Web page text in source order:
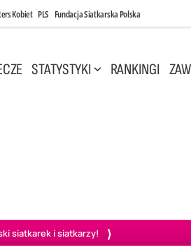
Kobiet PLS Fundacja Siatkarska Polska
STATYSTYKI RANKINGI
siatkarek i siatkarzy!